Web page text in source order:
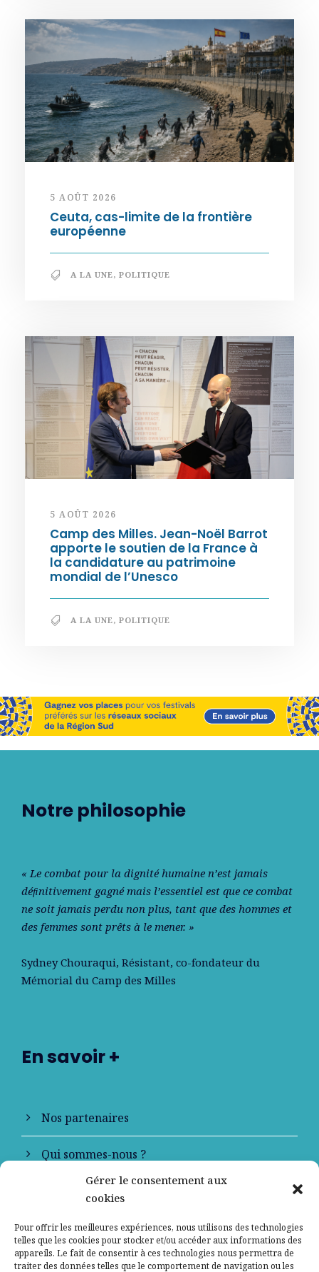
Gérer le consentement aux
cookies
Pour offrir les meilleures expériences, nous utilisons des technologies
telles que les cookies pour stocker et/ou accéder aux informations des
appareils. Le fait de consentir à ces technologies nous permettra de
traiter des données telles que le comportement de navigation ou les
5 AOÛT 2026
Ceuta, cas-limite de la frontière
européenne
A LA UNE, POLITIQUE
5 AOÛT 2026
Camp des Milles. Jean-Noël Barrot
apporte le soutien de la France à
la candidature au patrimoine
mondial de l’Unesco
A LA UNE, POLITIQUE
Notre philosophie
« Le combat pour la dignité humaine n’est jamais
déﬁnitivement gagné mais l’essentiel est que ce combat
ne soit jamais perdu non plus, tant que des hommes et
des femmes sont prêts à le mener. »
Sydney Chouraqui, Résistant, co-fondateur du
Mémorial du Camp des Milles
En savoir +
Nos partenaires
Qui sommes-nous ?
Contactez-nous
Mentions légales
Politique de confidentialité